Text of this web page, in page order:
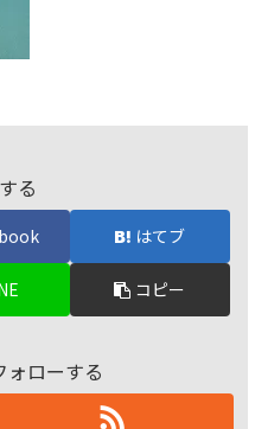
る
はてブ
コピー
ローする